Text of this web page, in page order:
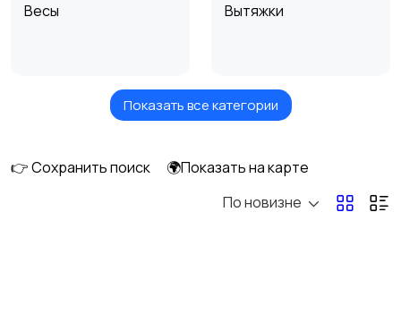
Весы Вытяжки
Измельчение и
Климатическая
Плиты и духовые
Показать все категории
👉 Сохранить поиск
🌍Показать на карте
По новизне